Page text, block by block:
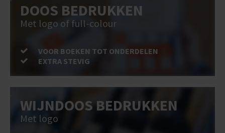
DOOS BEDRUKKEN
Met logo of full-colour
VOOR BOEKEN TOT ONDERDELEN
EXTRA STEVIG
WIJNDOOS BEDRUKKEN
Met logo